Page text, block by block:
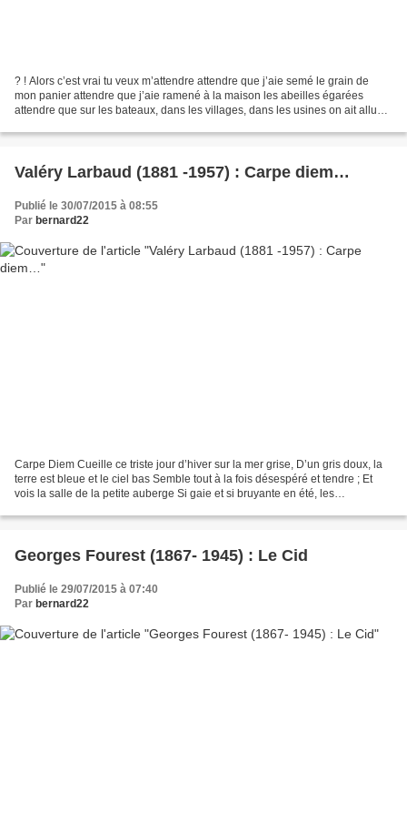
? ! Alors c’est vrai tu veux m’attendre attendre que j’aie semé le grain de
mon panier attendre que j’aie ramené à la maison les abeilles égarées
attendre que sur les bateaux, dans les villages, dans les usines on ait allumé
Valéry Larbaud (1881 -1957) : Carpe diem…
Publié le 30/07/2015 à 08:55
Par bernard22
Carpe Diem Cueille ce triste jour d’hiver sur la mer grise, D’un gris doux, la
terre est bleue et le ciel bas Semble tout à la fois désespéré et tendre ; Et
vois la salle de la petite auberge Si gaie et si bruyante en été, les
Georges Fourest (1867- 1945) : Le Cid
Publié le 29/07/2015 à 07:40
Par bernard22